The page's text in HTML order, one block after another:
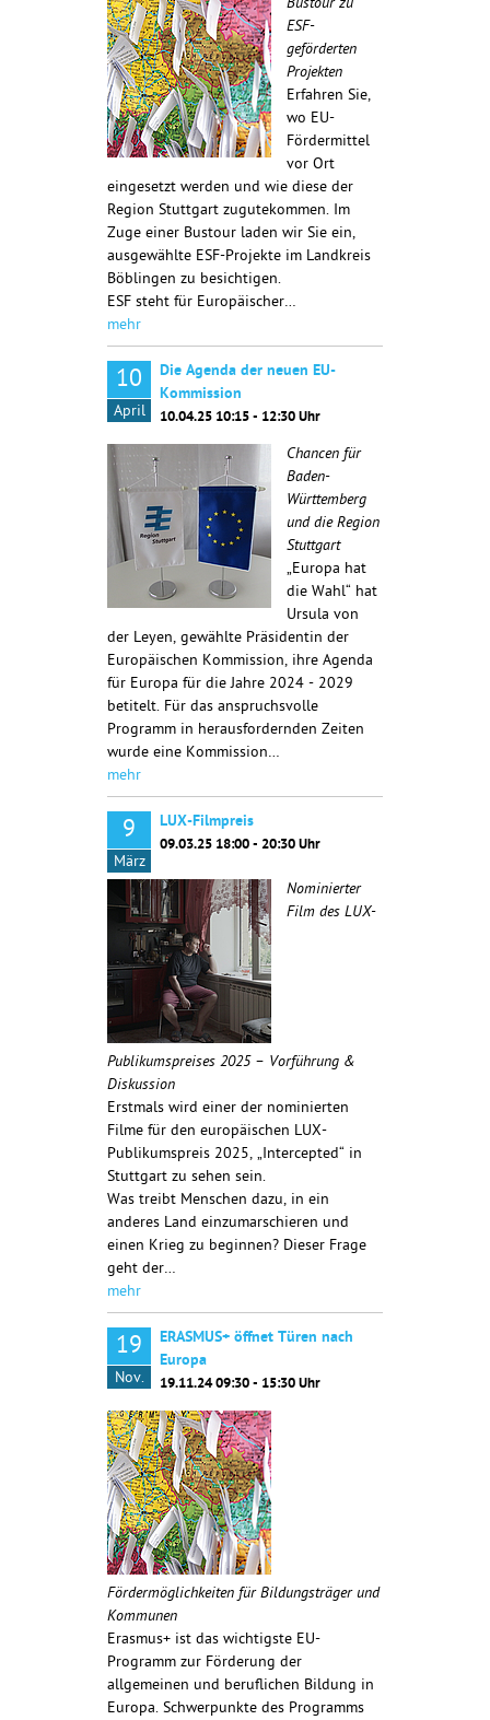
Bustour zu
ESF-
geförderten
Projekten
Erfahren Sie,
wo EU-
Fördermittel
vor Ort
eingesetzt werden und wie diese der
Region Stuttgart zugutekommen. Im
Zuge einer Bustour laden wir Sie ein,
ausgewählte ESF-Projekte im Landkreis
Böblingen zu besichtigen.
ESF steht für Europäischer…
mehr
10
April
Die Agenda der neuen EU-
Kommission
10.04.25 10:15 - 12:30 Uhr
Chancen für
Baden-
Württemberg
und die Region
Stuttgart
„Europa hat
die Wahl“ hat
Ursula von
der Leyen, gewählte Präsidentin der
Europäischen Kommission, ihre Agenda
für Europa für die Jahre 2024 - 2029
betitelt. Für das anspruchsvolle
Programm in herausfordernden Zeiten
wurde eine Kommission…
mehr
9
März
LUX-Filmpreis
09.03.25 18:00 - 20:30 Uhr
Nominierter
Film des LUX-
Publikumspreises 2025 – Vorführung &
Diskussion
Erstmals wird einer der nominierten
Filme für den europäischen LUX-
Publikumspreis 2025, „Intercepted“ in
Stuttgart zu sehen sein.
Was treibt Menschen dazu, in ein
anderes Land einzumarschieren und
einen Krieg zu beginnen? Dieser Frage
geht der…
mehr
19
Nov.
ERASMUS+ öffnet Türen nach
Europa
19.11.24 09:30 - 15:30 Uhr
Fördermöglichkeiten für Bildungsträger und
Kommunen
Erasmus+ ist das wichtigste EU-
Programm zur Förderung der
allgemeinen und beruflichen Bildung in
Europa. Schwerpunkte des Programms